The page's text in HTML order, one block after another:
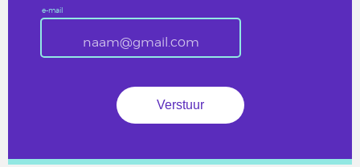
e-mail